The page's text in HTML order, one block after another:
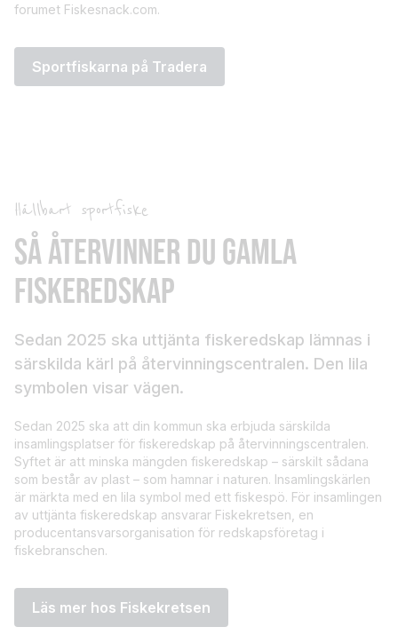
forumet Fiskesnack.com.
Sportfiskarna på Tradera
Hållbart sportfiske
SÅ ÅTERVINNER DU GAMLA
FISKEREDSKAP
Sedan 2025 ska uttjänta fiskeredskap lämnas i
särskilda kärl på återvinningscentralen. Den lila
symbolen visar vägen.
Sedan 2025 ska att din kommun ska erbjuda särskilda
insamlingsplatser för fiskeredskap på återvinningscentralen.
Syftet är att minska mängden fiskeredskap – särskilt sådana
som består av plast – som hamnar i naturen. Insamlingskärlen
är märkta med en lila symbol med ett fiskespö. För insamlingen
av uttjänta fiskeredskap ansvarar Fiskekretsen, en
producentansvarsorganisation för redskapsföretag i
fiskebranschen.
Läs mer hos Fiskekretsen